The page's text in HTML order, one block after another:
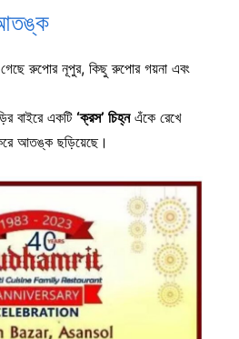
আতঙ্ক
গেছে রুপোর নূপুর, কিছু রুপোর গয়না এবং
বাইরে একটি ‘ক্রস’ চিহ্নএঁকে রেখে
আতঙ্ক ছড়িয়েছে।